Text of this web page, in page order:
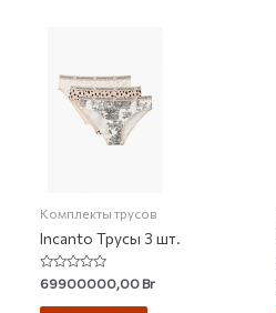
Комплекты трусов
Incanto Трусы 3 шт.
Rated
0
out
69900000,00Br